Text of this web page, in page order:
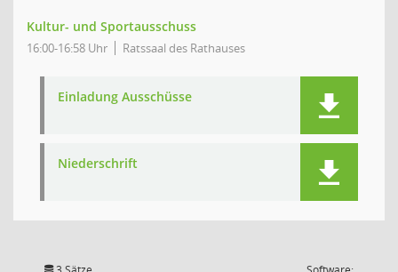
Kultur- und Sportausschuss
16:00-16:58 Uhr Ratssaal des Rathauses
Einladung Ausschüsse
Niederschrift